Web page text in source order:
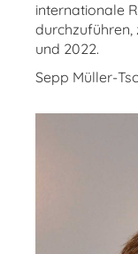
internationale
durchzuführen,
und 2022.
Sepp Müller-